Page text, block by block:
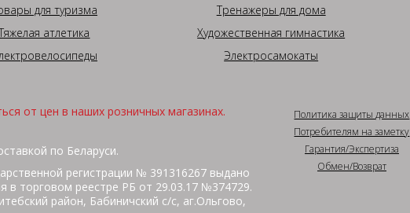
для туризма
Тренажеры для дома
атлетика
Художественная гимнастика
Электросамокаты
от цен в наших розничных магазинах.
по Беларуси.
регистрации № 391316267 выдано
в торговом реестре РБ от 29.03.17 №374729.
район, Бабиничский с/с, аг.Ольгово,
Политика защиты данных
Потребителям на заметку
Гарантия/Экспертиза
Обмен/Возврат